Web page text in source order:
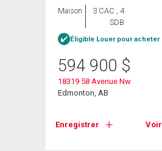
Maison
3 CAC , 4
SDB
Éligible Louer pour acheter
594 900 $
18319 58 Avenue Nw
Edmonton, AB
Enregistrer Voir